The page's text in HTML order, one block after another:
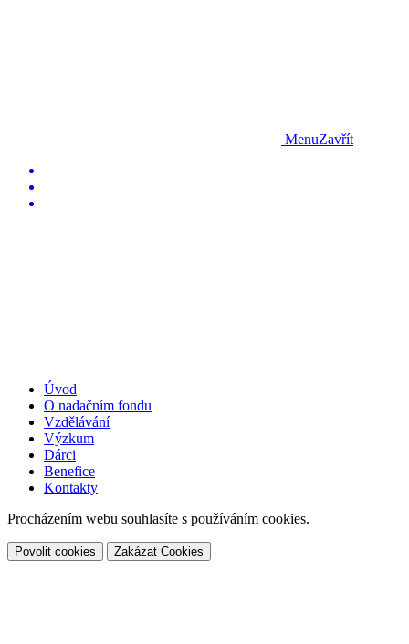
MenuZavřít
Úvod
O nadačním fondu
Vzdělávání
Výzkum
Dárci
Benefice
Kontakty
Procházením webu souhlasíte s používáním cookies.
Povolit cookies Zakázat Cookies